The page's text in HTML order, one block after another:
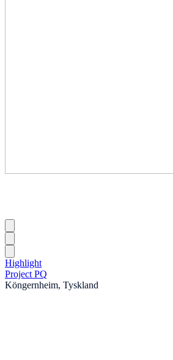
Highlight
Project PQ
Köngernheim, Tyskland